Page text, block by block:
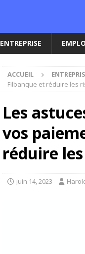
ENTREPRISE
ACCUEIL
Filbanque et réduire les
Les
vos
réduire
juin 14, 2023